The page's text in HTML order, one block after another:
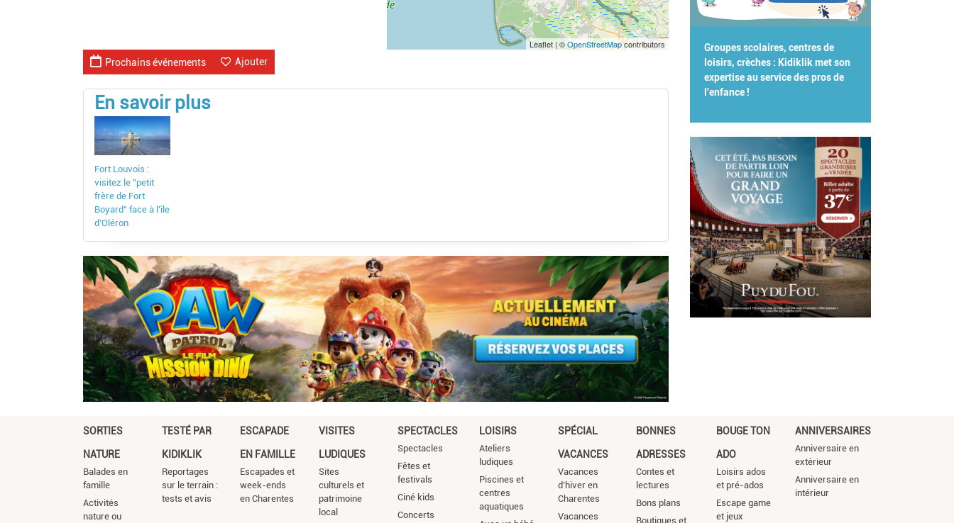
Leaflet | ©OpenStreetMapcontributors
Ajouter
Prochains événements
En savoir plus
Fort Louvois :
visitez le "petit
frère de Fort
Boyard" face à l'île
d'Oléron
Groupes scolaires, centres de
loisirs, crèches : Kidiklik met son
expertise au service des pros de
l'enfance !
SORTIES
NATURE
Balades en
famille
Activités
nature ou
TESTÉ PAR
KIDIKLIK
Reportages
sur le terrain :
tests et avis
ESCAPADE
EN FAMILLE
Escapades et
week-ends
en Charentes
VISITES
LUDIQUES
Sites
culturels et
patrimoine
local
SPECTACLES
Spectacles
Fêtes et
festivals
Ciné kids
Concerts
LOISIRS
Ateliers
ludiques
Piscines et
centres
aquatiques
SPÉCIAL
VACANCES
Vacances
d'hiver en
Charentes
Vacances
BONNES
ADRESSES
Contes et
lectures
Bons plans
Boutiques et
BOUGE TON
ADO
Loisirs ados
et pré-ados
Escape game
et jeux
ANNIVERSAIRES
Anniversaire en
extérieur
Anniversaire en
intérieur